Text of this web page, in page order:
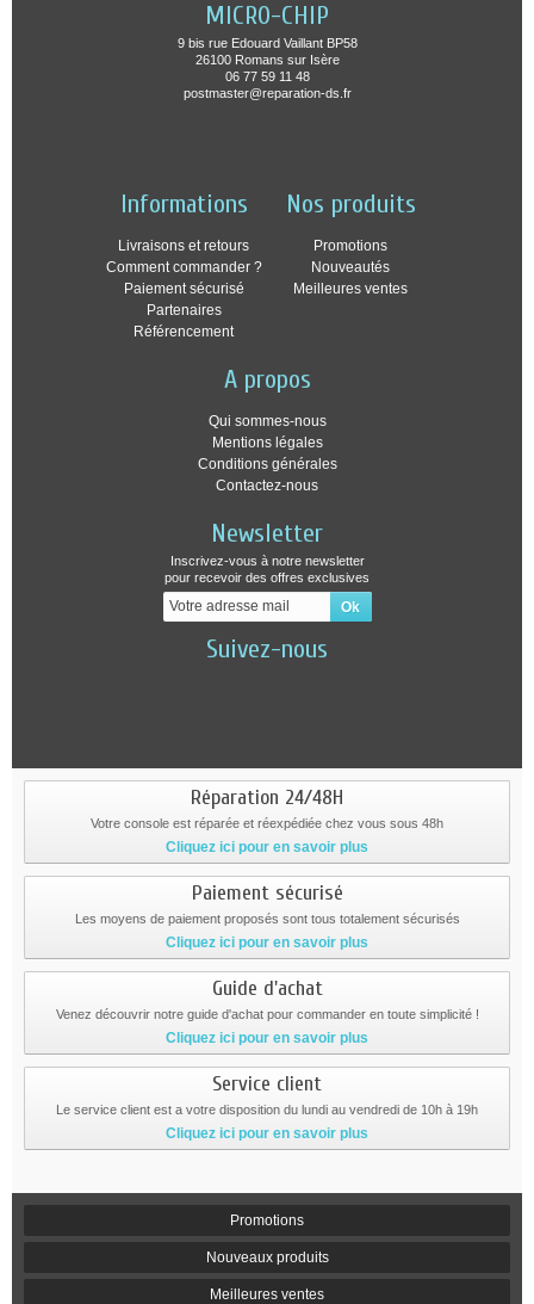
MICRO-CHIP
9 bis rue Edouard Vaillant BP58
26100 Romans sur Isère
06 77 59 11 48
postmaster@reparation-ds.fr
Informations
Livraisons et retours
Comment commander ?
Paiement sécurisé
Partenaires
Référencement
Nos produits
Promotions
Nouveautés
Meilleures ventes
A propos
Qui sommes-nous
Mentions légales
Conditions générales
Contactez-nous
Newsletter
Inscrivez-vous à notre newsletter
pour recevoir des offres exclusives
Suivez-nous
Réparation 24/48H
Votre console est réparée et réexpédiée chez vous sous 48h
Cliquez ici pour en savoir plus
Paiement sécurisé
Les moyens de paiement proposés sont tous totalement sécurisés
Cliquez ici pour en savoir plus
Guide d'achat
Venez découvrir notre guide d'achat pour commander en toute simplicité !
Cliquez ici pour en savoir plus
Service client
Le service client est a votre disposition du lundi au vendredi de 10h à 19h
Cliquez ici pour en savoir plus
Promotions
Nouveaux produits
Meilleures ventes